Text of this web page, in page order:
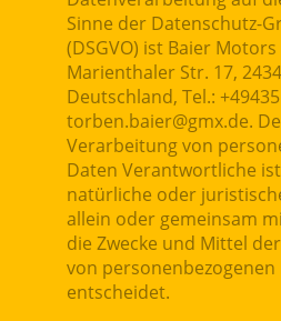
Sinne der Datenschutz-
(DSGVO) ist Baier
Marienthaler Str. 17,
Deutschland, Tel.:
torben.baier@gmx.de.
Verarbeitung von
Daten Verantwortliche
natürliche oder
allein oder gemeinsam
die Zwecke und Mittel
von personenbezogenen
entscheidet.